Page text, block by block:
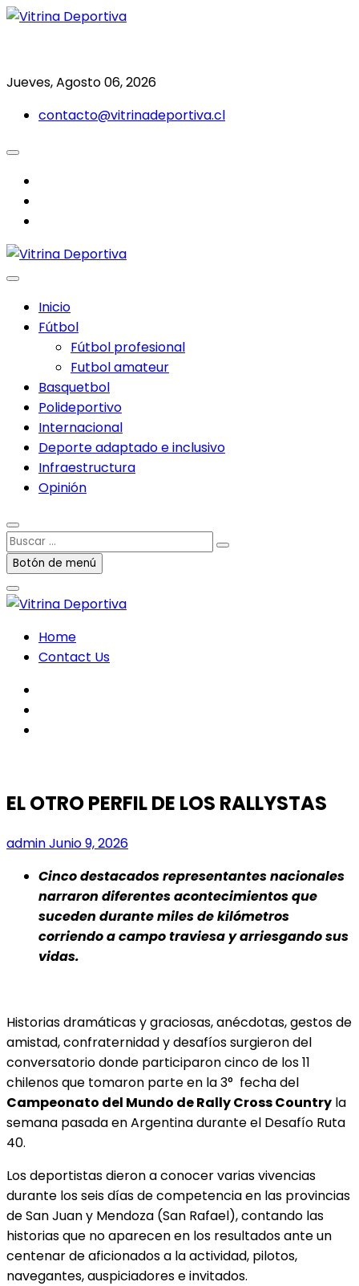
Saltar
Jueves, Agosto 06, 2026
contacto@vitrinadeportiva.cl
Inicio
Fútbol
Fútbol profesional
Futbol amateur
Basquetbol
Polideportivo
Internacional
Deporte adaptado e inclusivo
Infraestructura
Opinión
Buscar
…Botón de menú
Home
Contact Us
EL OTRO PERFIL DE LOS RALLYSTAS
adminJunio 9, 2026
Cinco destacados representantes nacionales
narraron diferentes acontecimientos que
suceden durante miles de kilómetros
corriendo a campo traviesa y arriesgando sus
vidas.
Historias dramáticas y graciosas, anécdotas, gestos de
amistad, confraternidad y desafíos surgieron del
conversatorio donde participaron cinco de los 11
chilenos que tomaron parte en la 3° fecha del
Campeonato del Mundo de Rally Cross Country la
semana pasada en Argentina durante el Desafío Ruta
40.
Los deportistas dieron a conocer varias vivencias
durante los seis días de competencia en las provincias
de San Juan y Mendoza (San Rafael), contando las
historias que no aparecen en los resultados ante un
centenar de aficionados a la actividad, pilotos,
navegantes, auspiciadores e invitados.